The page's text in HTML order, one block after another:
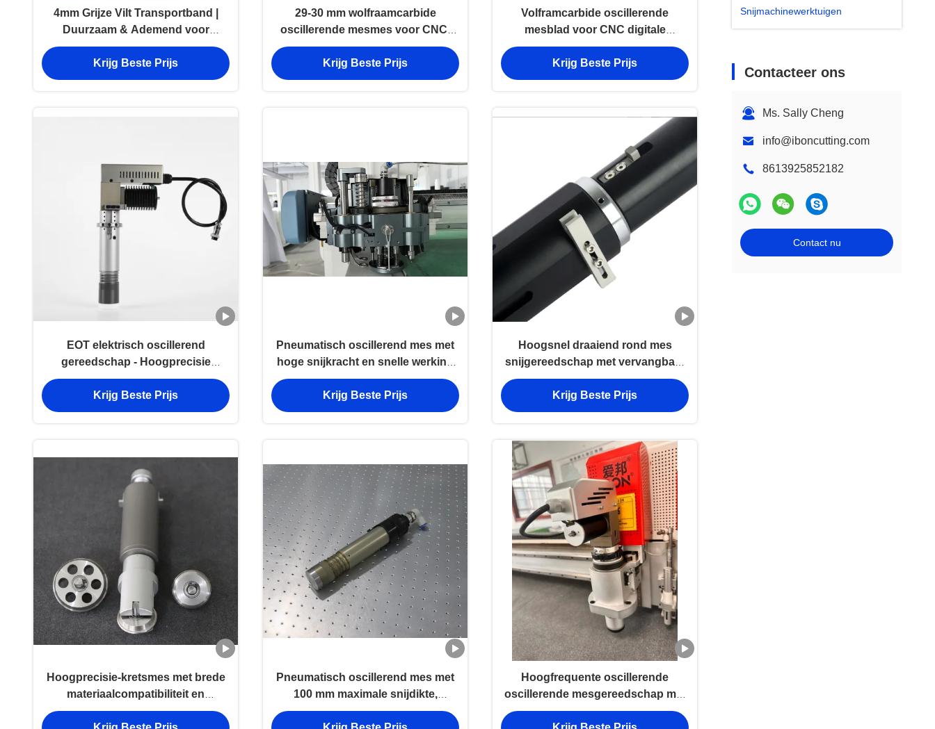
Snijmachinewerktuigen
Contacteer ons
Ms. Sally Cheng
info@iboncutting.com
8613925852182
Contact nu
4mm Grijze Vilt Transportband |
Duurzaam & Ademend voor
Oscillerende Mes Snijmachines
Krijg Beste Prijs
29-30 mm wolfraamcarbide
oscillerende mesmes voor CNC-
snijden van leer, schuim en
composieten met hoge precisie
Krijg Beste Prijs
Volframcarbide oscillerende
mesblad voor CNC digitale
snijmachines met meerlagig
snijden en levenslange garantie
Krijg Beste Prijs
EOT elektrisch oscillerend
gereedschap - Hoogprecisie
snijden met industriële
duurzaamheid en minimale hitte en
wrijving voor prepreg stoffen
Krijg Beste Prijs
Pneumatisch oscillerend mes met
hoge snijkracht en snelle werking
voor lange levensduur in CNC-
snijden
Krijg Beste Prijs
Hoogsnel draaiend rond mes
snijgereedschap met vervangbaar
lemmet voor CNC-snijwerk met
meerdere materialen
Krijg Beste Prijs
Hoogprecisie-kretsmes met brede
materiaalcompatibiliteit en
industriële duurzaamheid voor
Pneumatisch oscillerend mes met
100 mm maximale snijdikte,
driejarige garantie en gasregeling
Hoogfrequente oscillerende
oscillerende mesgereedschap met
universele compatibiliteit en